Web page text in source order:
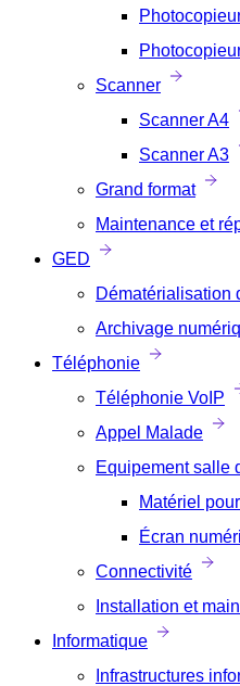
Scanner
Scanner A4
Scanner A3
Grand format
Maintenance et
GED
Dématérialisation
Archivage
Téléphonie
Téléphonie VoIP
Appel Malade
Equipement salle
Matériel
Écran
Connectivité
Installation et
Informatique
Infrastructures